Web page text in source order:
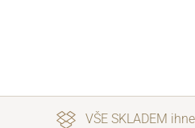
VŠE SKLADEM